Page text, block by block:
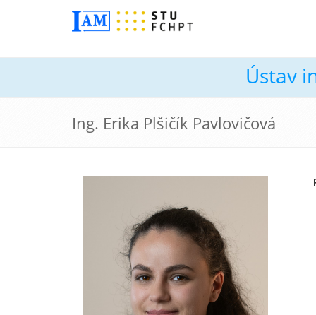
Ústav
Ing. Erika Plšičík Pavlovičová